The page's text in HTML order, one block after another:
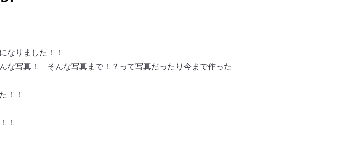
なりました！！
な写真！ そんな写真まで！？って写真だったり今まで作った
！！
！